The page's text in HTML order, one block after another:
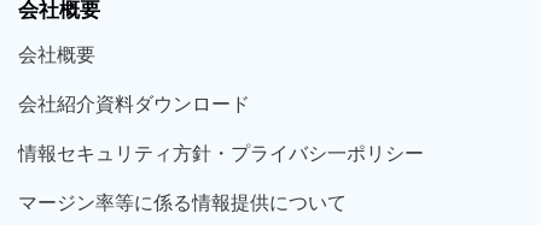
会社概要
会社概要
会社紹介資料ダウンロード
情報セキュリティ方針・プライバシ一ポリシー
マージン率等に係る情報提供について